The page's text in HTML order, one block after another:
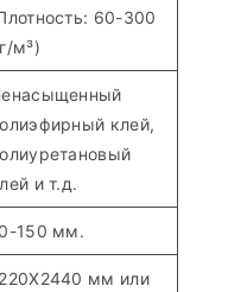
60-300
м³)
клей,
и т.д.
150 мм.
мм или